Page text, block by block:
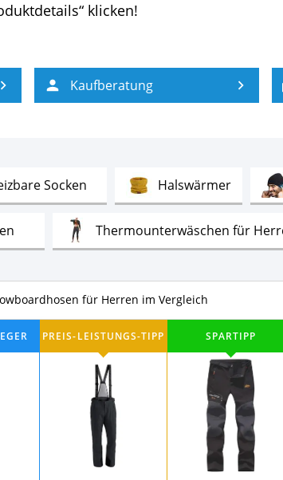
klicken!
Kaufberatung
Socken HalswärmerTest
Thermounterwäschen für
Test Alpaka SockenTest
31 besten Ski- und Snowboardhosen für Herren im